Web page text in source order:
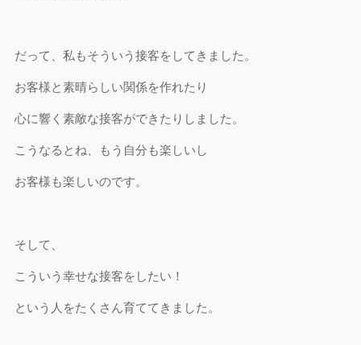
だって、私もそういう接客をしてきました。
お客様と素晴らしい関係を作れたり
心に響く素敵な接客ができたりしました。
こうなるとね、もう自分も楽しいし
お客様も楽しいのです。
そして、
こういう幸せな接客をしたい！
という人をたくさん育ててきました。